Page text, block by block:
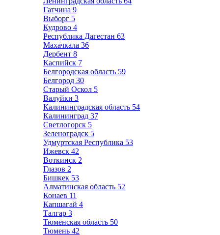
Гатчина 9
Выборг 5
Кудрово 4
Республика Дагестан 63
Махачкала 36
Дербент 8
Каспийск 7
Белгородская область 59
Белгород 30
Старый Оскол 5
Валуйки 3
Калининградская область 54
Калининград 37
Светлогорск 5
Зеленоградск 5
Удмуртская Республика 53
Ижевск 42
Воткинск 2
Глазов 2
Бишкек 53
Алматинская область 52
Конаев 11
Капшагай 4
Талгар 3
Тюменская область 50
Тюмень 42